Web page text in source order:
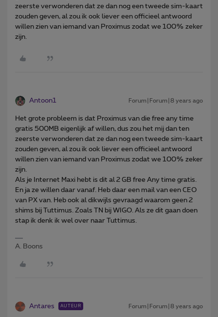
zeerste verwonderen dat ze dan nog een tweede sim-kaart
zouden geven, al zou ik ook liever een officieel antwoord
willen zien van iemand van Proximus zodat we 100% zeker
zijn.
Antoon1 Forum|Forum|8 years ago
Het grote probleem is dat Proximus van die free any time
gratis 500MB eigenlijk af willen, dus zou het mij dan ten
zeerste verwonderen dat ze dan nog een tweede sim-kaart
zouden geven, al zou ik ook liever een officieel antwoord
willen zien van iemand van Proximus zodat we 100% zeker
zijn.
Als je Internet Maxi hebt is dit al 2 GB free Any time gratis.
En ja ze willen daar vanaf. Heb daar een mail van een CEO
van PX van. Heb ook al dikwijls gevraagd waarom geen 2
shims bij Tuttimus. Zoals TN bij WIGO. Als ze dit gaan doen
stap ik denk ik wel over naar Tuttimus.
A. Boons
Antares AUTEUR Forum|Forum|8 years ago